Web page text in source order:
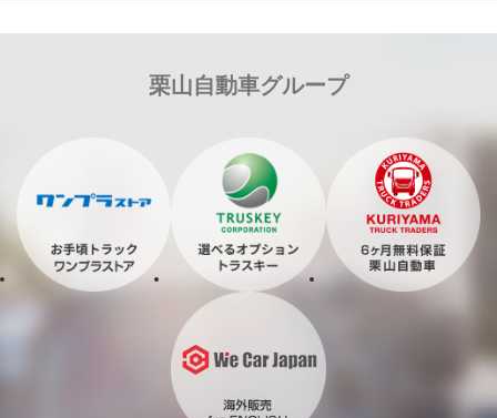
栗山自動車グループ